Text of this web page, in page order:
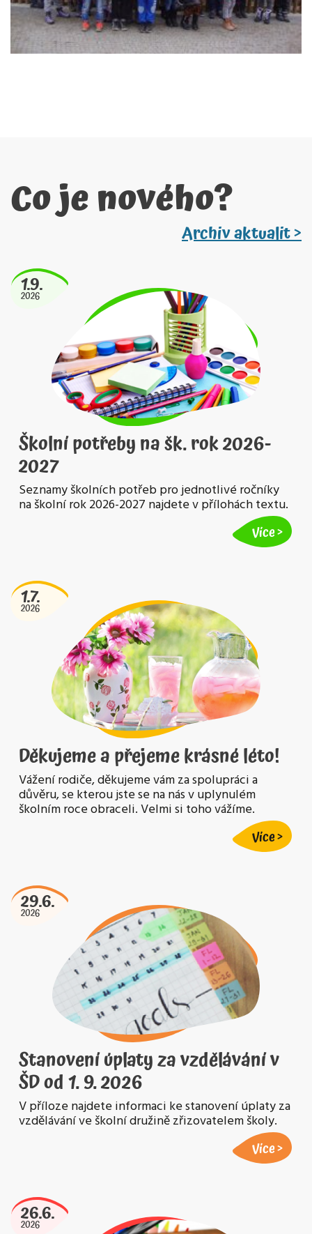
Co je nového?
Archiv aktualit >
1.9.
2026
Školní potřeby na šk. rok 2026-
2027
Seznamy školních potřeb pro jednotlivé ročníky
na školní rok 2026-2027 najdete v přílohách textu.
Více
1.7.
2026
Děkujeme a přejeme krásné léto!
Vážení rodiče, děkujeme vám za spolupráci a
důvěru, se kterou jste se na nás v uplynulém
školním roce obraceli. Velmi si toho vážíme.
Více
29.6.
2026
Stanovení úplaty za vzdělávání v
ŠD od 1. 9. 2026
V příloze najdete informaci ke stanovení úplaty za
vzdělávání ve školní družině zřizovatelem školy.
Více
26.6.
2026